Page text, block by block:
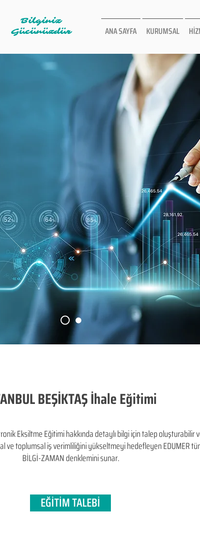
ANA SAYFA KURUMSAL
Bilginiz
Gücünüzdür
BEŞİKTAŞ İhale Eğitimi
Eksiltme Eğitimi hakkında detaylı bilgi için talep
ve toplumsal iş verimliliğini yükseltmeyi hedefleyen​ EDUMER
BİLGİ-ZAMAN denklemini sunar.
EĞİTİM TALEBİ